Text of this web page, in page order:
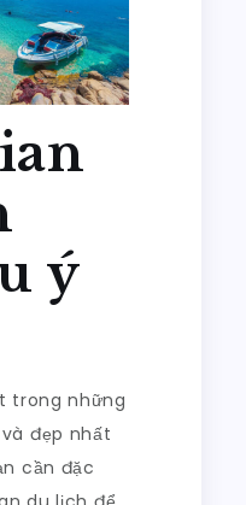
ý
trong những
đẹp nhất
cần đặc